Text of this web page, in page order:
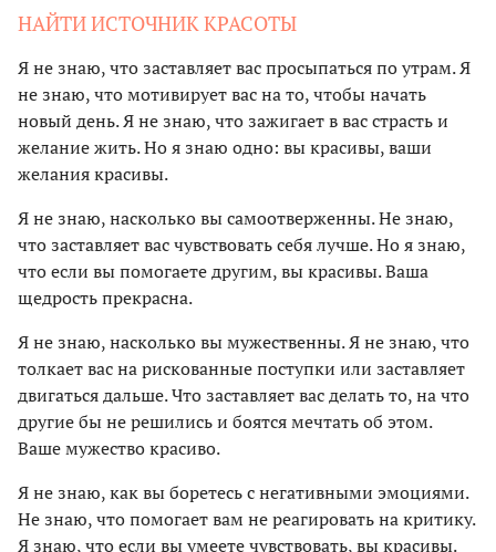
НАЙТИ ИСТОЧНИК КРАСОТЫ
Я не знаю, что заставляет вас просыпаться по утрам. Я
не знаю, что мотивирует вас на то, чтобы начать
новый день. Я не знаю, что зажигает в вас страсть и
желание жить. Но я знаю одно: вы красивы, ваши
желания красивы.
Я не знаю, насколько вы самоотверженны. Не знаю,
что заставляет вас чувствовать себя лучше. Но я знаю,
что если вы помогаете другим, вы красивы. Ваша
щедрость прекрасна.
Я не знаю, насколько вы мужественны. Я не знаю, что
толкает вас на рискованные поступки или заставляет
двигаться дальше. Что заставляет вас делать то, на что
другие бы не решились и боятся мечтать об этом.
Ваше мужество красиво.
Я не знаю, как вы боретесь с негативными эмоциями.
Не знаю, что помогает вам не реагировать на критику.
Я знаю, что если вы умеете чувствовать, вы красивы.